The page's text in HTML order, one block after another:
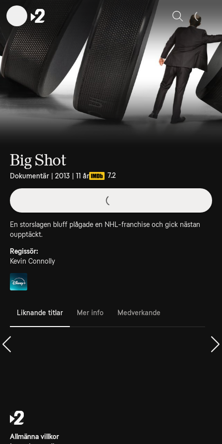
Sök
Big Shot
Dokumentär | 2013 | 11 år 7.2
En storslagen bluff plågade en NHL-franchise och gick nästan
oupptäckt.
Regissör:
Kevin Connolly
Liknande titlar Mer info Medverkande
Allmänna villkor